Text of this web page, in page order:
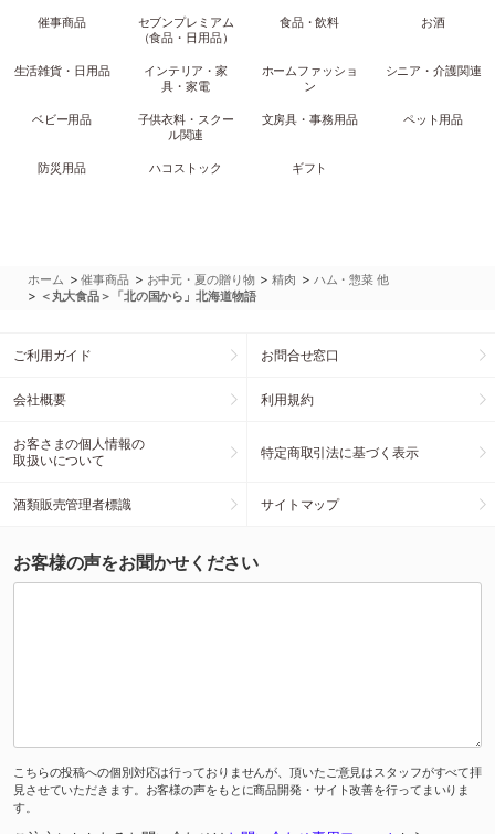
催事商品
セブンプレミアム
（食品・日用品）
食品・飲料 お酒
生活雑貨・日用品
インテリア・家
具・家電
ホームファッショ
ン
シニア・介護関連
ベビー用品
子供衣料・スクー
ル関連
文房具・事務用品 ペット用品
防災用品 ハコストック ギフト
ホーム >催事商品 > お中元・夏の贈り物 >精肉 > ハム・惣菜 他
> ＜丸大食品＞「北の国から」北海道物語
ご利用ガイド お問合せ窓口
会社概要 利用規約
お客さまの個人情報の
取扱いについて
特定商取引法に基づく表示
酒類販売管理者標識 サイトマップ
お客様の声をお聞かせください
こちらの投稿への個別対応は行っておりませんが、頂いたご意見はスタッフがすべて拝
見させていただきます。お客様の声をもとに商品開発・サイト改善を行ってまいりま
す。